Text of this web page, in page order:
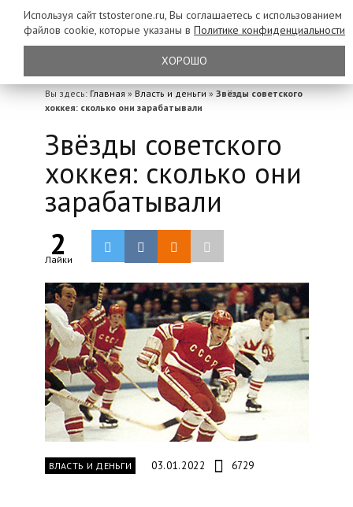
Вы здесь: Главная » Власть и деньги » Звёзды советского
хоккея: сколько они зарабатывали
Звёзды советского
хоккея: сколько они
зарабатывали
2
Лайки
ВЛАСТЬ И ДЕНЬГИ 03.01.2022 6729
Используя сайт tstosterone.ru, Вы соглашаетесь с использованием
файлов cookie, которые указаны в Политике конфиденциальности
ХОРОШО